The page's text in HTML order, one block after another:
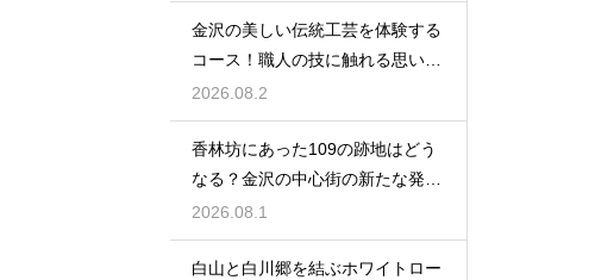
金沢の美しい伝統工芸を体験する
コース！職人の技に触れる思い出
作りの旅
2026.08.2
香林坊にあった109の跡地はどう
なる？金沢の中心街の新たな発展
と未来
2026.08.1
白山と白川郷を結ぶホワイトロー